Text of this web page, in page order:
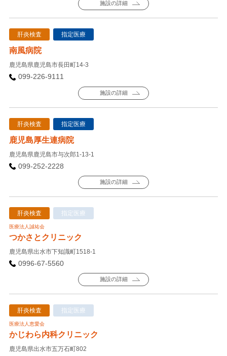
施設の詳細
肝炎検査 指定医療
南風病院
鹿児島県鹿児島市長田町14-3
099-226-9111
施設の詳細
肝炎検査 指定医療
鹿児島厚生連病院
鹿児島県鹿児島市与次郎1-13-1
099-252-2228
施設の詳細
肝炎検査 指定医療
医療法人誠祐会
つかさとクリニック
鹿児島県出水市下知識町1518-1
0996-67-5560
施設の詳細
肝炎検査 指定医療
医療法人恵愛会
かじわら内科クリニック
鹿児島県出水市五万石町802